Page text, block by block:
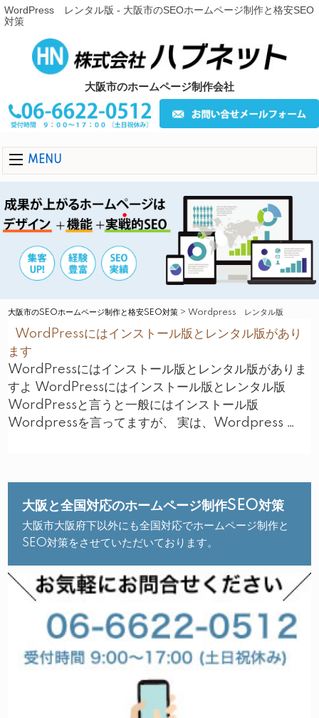
WordPress レンタル版 - 大阪市のSEOホームページ制作と格安SEO
対策
大阪市のホームページ制作会社
MENU
大阪市のSEOホームページ制作と格安SEO対策 >Wordpress レンタル版
WordPressにはインストール版とレンタル版があり
ます
WordPressにはインストール版とレンタル版がありま
すよ WordPressにはインストール版とレンタル版
WordPressと言うと一般にはインストール版
Wordpressを言ってますが、 実は、Wordpress …
大阪と全国対応のホームページ制作SEO対策
大阪市大阪府下以外にも全国対応でホームページ制作と
SEO対策をさせていただいております。